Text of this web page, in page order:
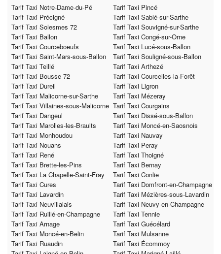
Tarif Taxi Notre-Dame-du-Pé
Tarif Taxi Pincé
Tarif Taxi Précigné
Tarif Taxi Sablé-sur-Sarthe
Tarif Taxi Solesmes 72
Tarif Taxi Souvigné-sur-Sarthe
Tarif Taxi Ballon
Tarif Taxi Congé-sur-Orne
Tarif Taxi Courceboeufs
Tarif Taxi Lucé-sous-Ballon
Tarif Taxi Saint-Mars-sous-Ballon
Tarif Taxi Souligné-sous-Ballon
Tarif Taxi Teillé
Tarif Taxi Arthezé
Tarif Taxi Bousse 72
Tarif Taxi Courcelles-la-Forêt
Tarif Taxi Dureil
Tarif Taxi Ligron
Tarif Taxi Malicorne-sur-Sarthe
Tarif Taxi Mézeray
Tarif Taxi Villaines-sous-Malicorne Tarif Taxi Courgains
Tarif Taxi Dangeul
Tarif Taxi Dissé-sous-Ballon
Tarif Taxi Marolles-les-Braults
Tarif Taxi Moncé-en-Saosnois
Tarif Taxi Monhoudou
Tarif Taxi Nauvay
Tarif Taxi Nouans
Tarif Taxi Peray
Tarif Taxi René
Tarif Taxi Thoigné
Tarif Taxi Brette-les-Pins
Tarif Taxi Bernay
Tarif Taxi La Chapelle-Saint-Fray
Tarif Taxi Conlie
Tarif Taxi Cures
Tarif Taxi Domfront-en-Champagne
Tarif Taxi Lavardin
Tarif Taxi Mézières-sous-Lavardin
Tarif Taxi Neuvillalais
Tarif Taxi Neuvy-en-Champagne
Tarif Taxi Ruillé-en-Champagne
Tarif Taxi Tennie
Tarif Taxi Arnage
Tarif Taxi Guécélard
Tarif Taxi Moncé-en-Belin
Tarif Taxi Mulsanne
Tarif Taxi Ruaudin
Tarif Taxi Écommoy